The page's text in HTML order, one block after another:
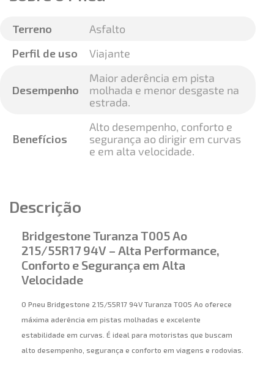
Terreno
Asfalto
Perfil de uso
Viajante
Desempenho
Maior aderência em pista
molhada e menor desgaste na
estrada.
Benefícios
Alto desempenho, conforto e
segurança ao dirigir em curvas
e em alta velocidade.
Descrição
Bridgestone Turanza T005 Ao
215/55R17 94V – Alta Performance,
Conforto e Segurança em Alta
Velocidade
O Pneu Bridgestone 215/55R17 94V Turanza T005 Ao oferece
máxima aderência em pistas molhadas e excelente
estabilidade em curvas. É ideal para motoristas que buscam
alto desempenho, segurança e conforto em viagens e rodovias.